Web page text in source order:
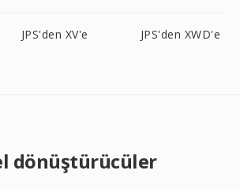
JPS'den XV'e JPS'den XWD'e
dönüştürücüler